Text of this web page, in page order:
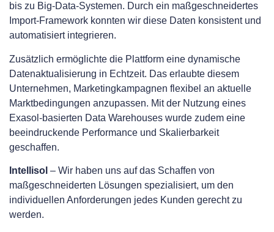
bis zu Big-Data-Systemen. Durch ein maßgeschneidertes
Import-Framework konnten wir diese Daten konsistent und
automatisiert integrieren.
Zusätzlich ermöglichte die Plattform eine dynamische
Datenaktualisierung in Echtzeit. Das erlaubte diesem
Unternehmen, Marketingkampagnen flexibel an aktuelle
Marktbedingungen anzupassen. Mit der Nutzung eines
Exasol-basierten Data Warehouses wurde zudem eine
beeindruckende Performance und Skalierbarkeit
geschaffen.
Intellisol – Wir haben uns auf das Schaffen von
maßgeschneiderten Lösungen spezialisiert, um den
individuellen Anforderungen jedes Kunden gerecht zu
werden.